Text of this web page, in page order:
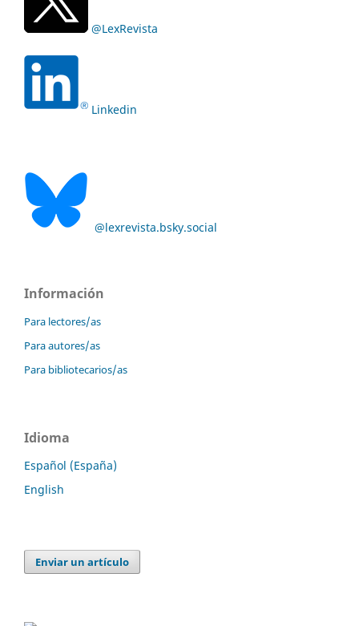
@LexRevista
Linkedin
@lexrevista.bsky.social
Información
Para lectores/as
Para autores/as
Para bibliotecarios/as
Idioma
Español (España)
English
Enviar un artículo